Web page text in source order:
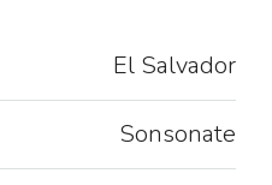
El Salvador
Sonsonate